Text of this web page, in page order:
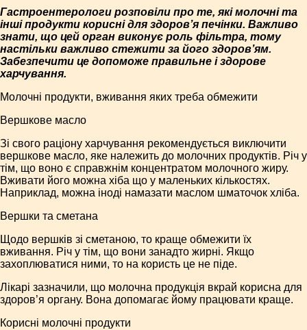
Гастроентерологи розповіли про те, які молочні та
інші продукти корисні для здоров’я печінки. Важливо
знати, що цей орган виконує роль фільтра, тому
настільки важливо стежити за його здоров’ям.
Забезпечити це допоможе правильне і здорове
харчування.
Молочні продукти, вживання яких треба обмежити
Вершкове масло
Зі свого раціону харчування рекомендується виключити
вершкове масло, яке належить до молочних продуктів. Річ у
тім, що воно є справжнім концентратом молочного жиру.
Вживати його можна хіба що у маленьких кількостях.
Наприклад, можна іноді намазати маслом шматочок хліба.
Вершки та сметана
Щодо вершків зі сметаною, то краще обмежити їх
вживання. Річ у тім, що вони занадто жирні. Якщо
захоплюватися ними, то на користь це не піде.
Лікарі зазначили, що молочна продукція вкрай корисна для
здоров’я органу. Вона допомагає йому працювати краще.
Корисні молочні продукти